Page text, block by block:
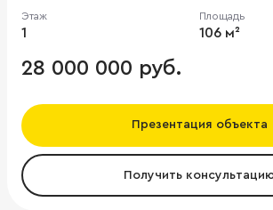
Этаж
1
Площадь
106 м²
28 000 000 руб.
Презентация объекта
Получить